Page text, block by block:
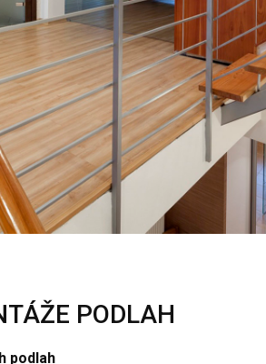
PODLAH
podlah